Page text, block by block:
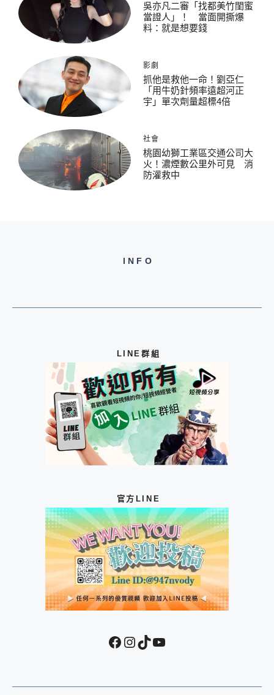
吳亦凡二審「找都美竹閨蜜
當證人」！ 當面開撕爆
料：就是想要錢
影劇
抓他是救他一命！劉亞仁
「用牛奶針頻率遠超河正
宇」單次劑量超標4倍
社會
桃園幼獅工業區交通公司大
火！濃煙數公里外可見 消
防灌救中
INFO
LINE群組
官方LINE
Facebook
Instagram
TikTokYouTube